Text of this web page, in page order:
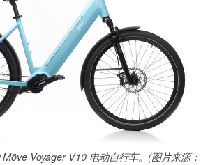
Voyager V10 电动自行车。(图片来源：